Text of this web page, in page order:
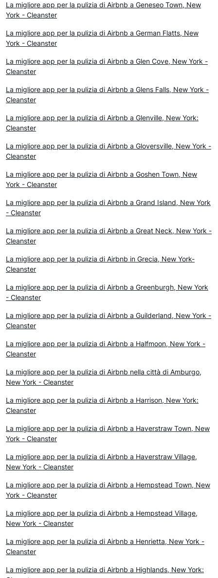
La migliore app per la pulizia di Airbnb a Geneseo Town, New
York - Cleanster
La migliore app per la pulizia di Airbnb a German Flatts, New
York - Cleanster
La migliore app per la pulizia di Airbnb a Glen Cove, New York -
Cleanster
La migliore app per la pulizia di Airbnb a Glens Falls, New York -
Cleanster
La migliore app per la pulizia di Airbnb a Glenville, New York:
Cleanster
La migliore app per la pulizia di Airbnb a Gloversville, New York -
Cleanster
La migliore app per la pulizia di Airbnb a Goshen Town, New
York - Cleanster
La migliore app per la pulizia di Airbnb a Grand Island, New York
- Cleanster
La migliore app per la pulizia di Airbnb a Great Neck, New York -
Cleanster
La migliore app per la pulizia di Airbnb in Grecia, New York-
Cleanster
La migliore app per la pulizia di Airbnb a Greenburgh, New York
- Cleanster
La migliore app per la pulizia di Airbnb a Guilderland, New York -
Cleanster
La migliore app per la pulizia di Airbnb a Halfmoon, New York -
Cleanster
La migliore app per la pulizia di Airbnb nella città di Amburgo,
New York - Cleanster
La migliore app per la pulizia di Airbnb a Harrison, New York:
Cleanster
La migliore app per la pulizia di Airbnb a Haverstraw Town, New
York - Cleanster
La migliore app per la pulizia di Airbnb a Haverstraw Village,
New York - Cleanster
La migliore app per la pulizia di Airbnb a Hempstead Town, New
York - Cleanster
La migliore app per la pulizia di Airbnb a Hempstead Village,
New York - Cleanster
La migliore app per la pulizia di Airbnb a Henrietta, New York -
Cleanster
La migliore app per la pulizia di Airbnb a Highlands, New York: